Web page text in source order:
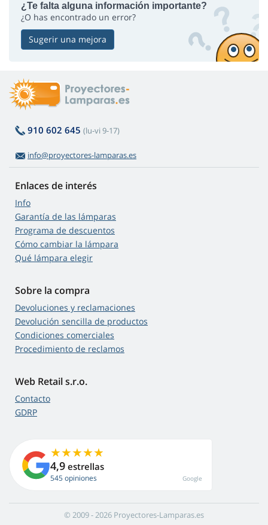
¿Te falta alguna información importante?
¿O has encontrado un error?
Sugerir una mejora
910 602 645 (lu-vi 9-17)
info@proyectores-lamparas.es
Enlaces de interés
Info
Garantía de las lámparas
Programa de descuentos
Cómo cambiar la lámpara
Qué lámpara elegir
Sobre la compra
Devoluciones y reclamaciones
Devolución sencilla de productos
Condiciones comerciales
Procedimiento de reclamos
Web Retail s.r.o.
Contacto
GDRP
4,9 estrellas
545 opiniones Google
© 2009 - 2026 Proyectores-Lamparas.es